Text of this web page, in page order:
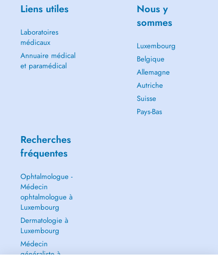
Liens utiles
Laboratoires
médicaux
Annuaire médical
et paramédical
Nous y
sommes
Luxembourg
Belgique
Allemagne
Autriche
Suisse
Pays-Bas
Recherches
fréquentes
Ophtalmologue -
Médecin
ophtalmologue à
Luxembourg
Dermatologie à
Luxembourg
Médecin
généraliste à